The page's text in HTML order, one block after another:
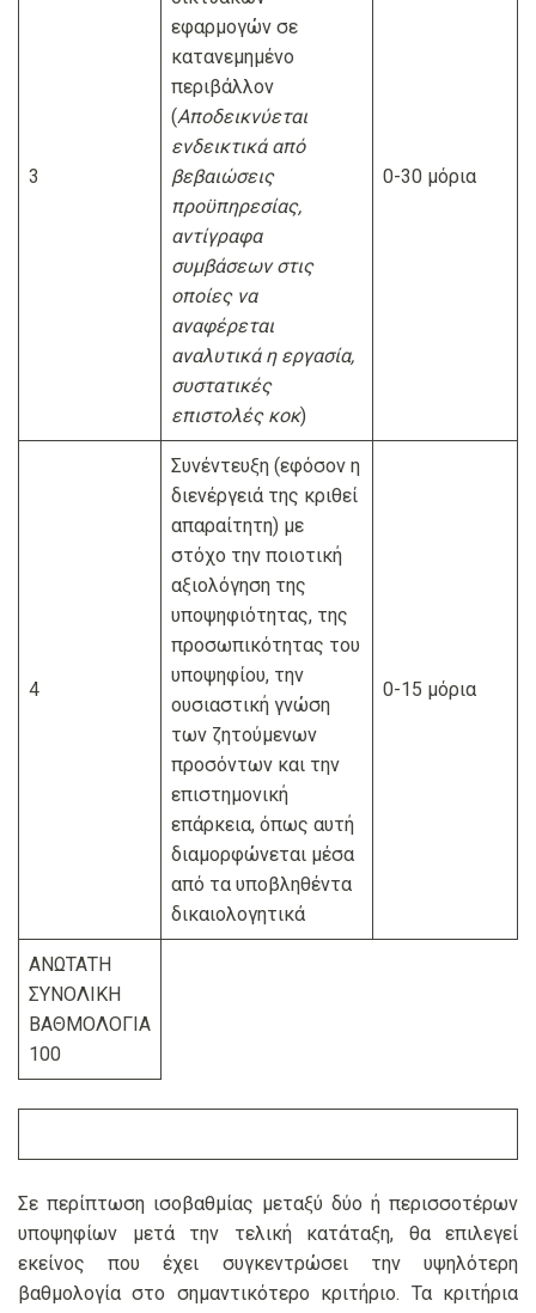
3
εφαρμογών σε
κατανεμημένο
περιβάλλον
(Αποδεικνύεται
ενδεικτικά από
βεβαιώσεις
προϋπηρεσίας,
αντίγραφα
συμβάσεων στις
οποίες να
αναφέρεται
αναλυτικά η εργασία,
συστατικές
επιστολές κοκ)
0-30 μόρια
4
Συνέντευξη (εφόσον η
διενέργειά της κριθεί
απαραίτητη) με
στόχο την ποιοτική
αξιολόγηση της
υποψηφιότητας, της
προσωπικότητας του
υποψηφίου, την
ουσιαστική γνώση
των ζητούμενων
προσόντων και την
επιστημονική
επάρκεια, όπως αυτή
διαμορφώνεται μέσα
από τα υποβληθέντα
δικαιολογητικά
0-15 μόρια
ΑΝΩΤΑΤΗ
ΣΥΝΟΛΙΚΗ
ΒΑΘΜΟΛΟΓΙΑ
100
Σε περίπτωση ισοβαθμίας μεταξύ δύο ή περισσοτέρων
υποψηφίων μετά την τελική κατάταξη, θα επιλεγεί
εκείνος που έχει συγκεντρώσει την υψηλότερη
βαθμολογία στο σημαντικότερο κριτήριο. Τα κριτήρια